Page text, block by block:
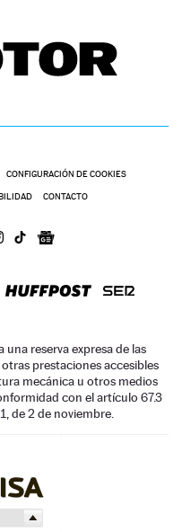
CONFIGURACIÓN DE COOKIES
CONTACTO
una reserva expresa de las
prestaciones accesibles
mecánica u otros medios
con el artículo 67.3
de 2 de noviembre.